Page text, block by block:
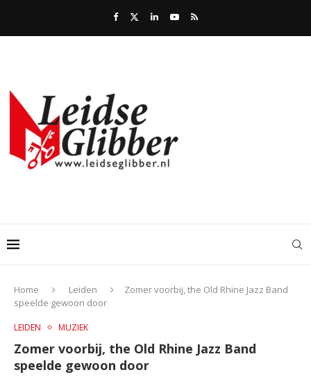
Home Leiden
Zomer voorbij, the Old Rhine Jazz Band
speelde gewoon door
LEIDEN MUZIEK
Zomer voorbij, the Old Rhine Jazz Band
speelde gewoon door